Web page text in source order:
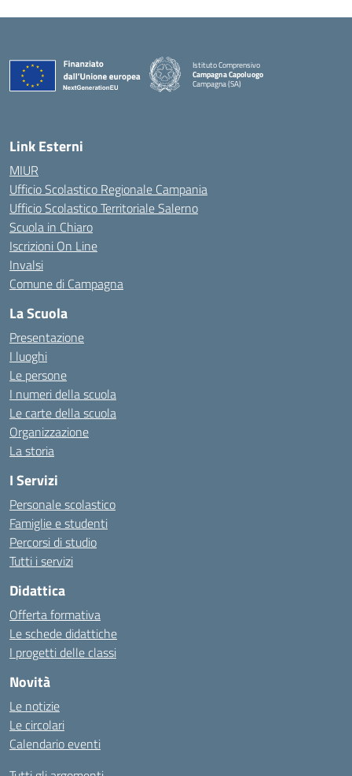
Istituto Comprensivo
Campagna Capoluogo
Campagna (SA)
Link Esterni
MIUR
Ufficio Scolastico Regionale Campania
Ufficio Scolastico Territoriale Salerno
Scuola in Chiaro
Iscrizioni On Line
Invalsi
Comune di Campagna
La Scuola
Presentazione
I luoghi
Le persone
I numeri della scuola
Le carte della scuola
Organizzazione
La storia
I Servizi
Personale scolastico
Famiglie e studenti
Percorsi di studio
Tutti i servizi
Didattica
Offerta formativa
Le schede didattiche
I progetti delle classi
Novità
Le notizie
Le circolari
Calendario eventi